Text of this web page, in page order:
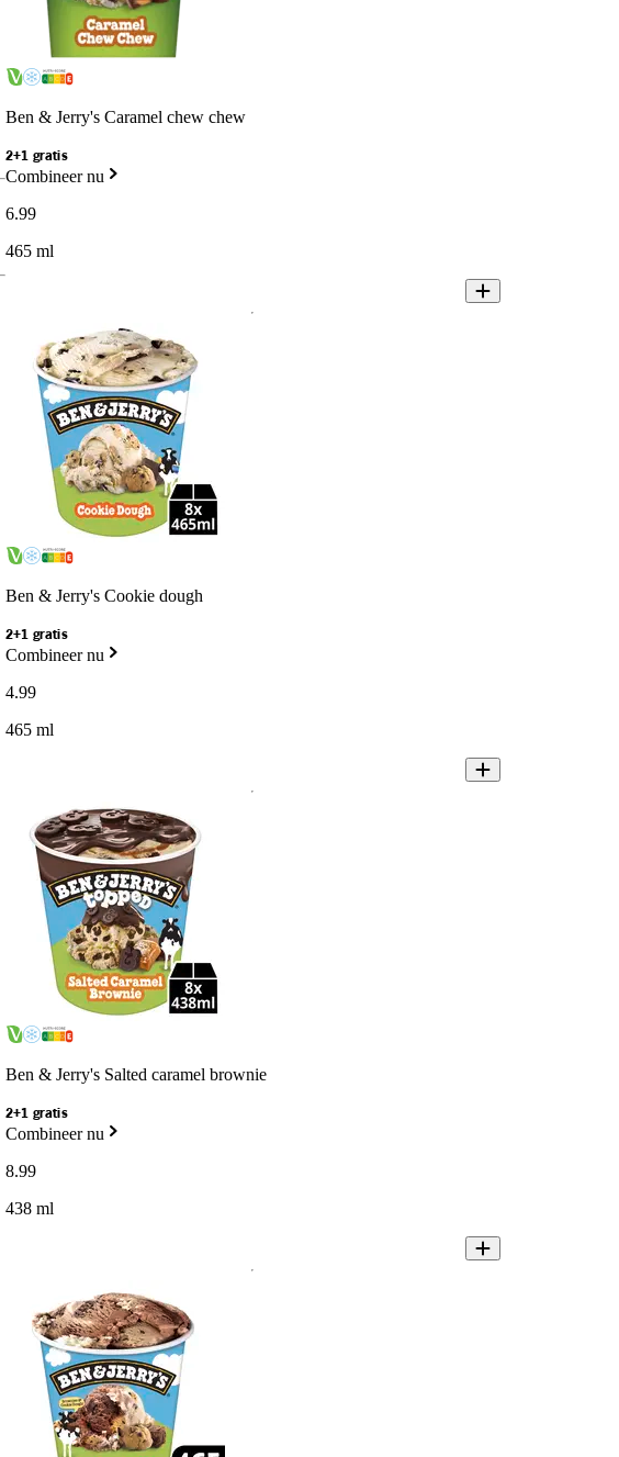
Ben & Jerry's Caramel chew chew
2+1 gratis
Combineer nu
6.99
465 ml
Ben & Jerry's Cookie dough
2+1 gratis
Combineer nu
4.99
465 ml
Ben & Jerry's Salted caramel brownie
2+1 gratis
Combineer nu
8.99
438 ml